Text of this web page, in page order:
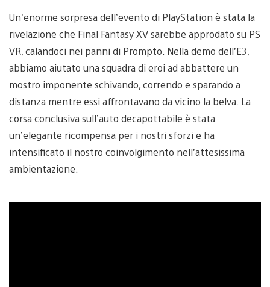
Un’enorme sorpresa dell’evento di PlayStation è stata la
rivelazione che Final Fantasy XV sarebbe approdato su PS
VR, calandoci nei panni di Prompto. Nella demo dell’E3,
abbiamo aiutato una squadra di eroi ad abbattere un
mostro imponente schivando, correndo e sparando a
distanza mentre essi affrontavano da vicino la belva. La
corsa conclusiva sull’auto decapottabile è stata
un’elegante ricompensa per i nostri sforzi e ha
intensificato il nostro coinvolgimento nell’attesissima
ambientazione.